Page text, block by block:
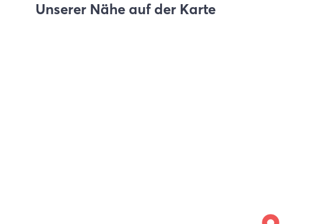
Unserer Nähe auf der Karte